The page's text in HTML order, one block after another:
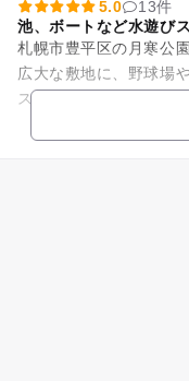
5.0
13件
池、ボートなど水遊び
札幌市豊平区の月寒公
広大な敷地に、野球場
スポーツ施設（有料）